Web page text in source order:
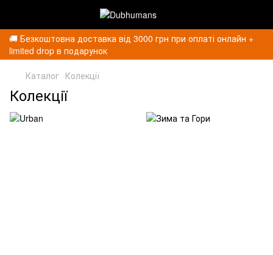
🚚 Безкоштовна доставка від 3000 грн при оплаті онлайн +
limited drop в подарунок
Каталог Колекції
Колекції